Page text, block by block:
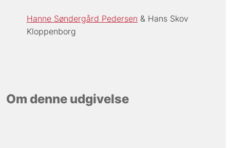
Hanne Søndergård Pedersen
Hans Skov
Kloppenborg
Om denne udgivelse